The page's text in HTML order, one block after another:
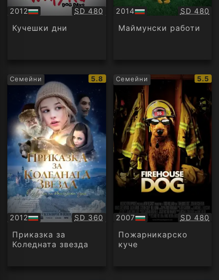
2012
БГ
аудио
Качество:
SD 480
Кучешки дни
2014
БГ
аудио
SD 480
Маймунски работи
Семейни
IMDb
рейтинг:
5.8
2012
БГ
аудио
Качество:
SD 360
Приказка за
Коледната звезда
Семейни
IMDb
5.5
2007
БГ
аудио
SD 480
Пожарникарско
куче